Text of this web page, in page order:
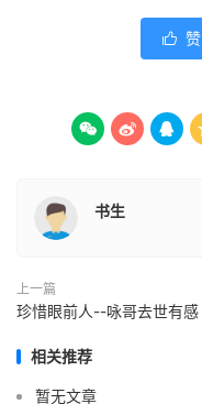

  
书生
上一篇
珍惜眼前人--咏哥去世有感
相关推荐
暂无文章